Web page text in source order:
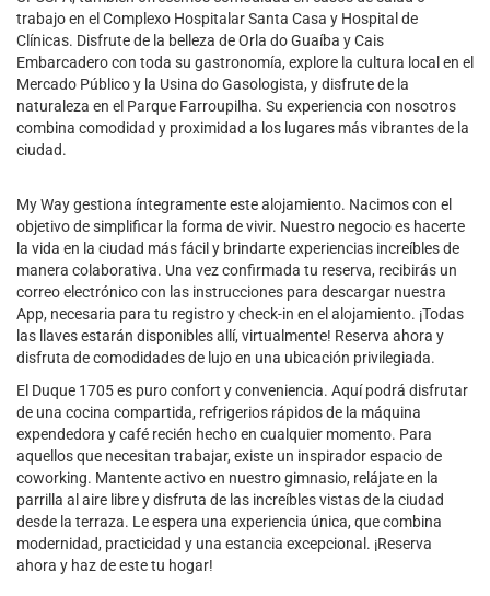
trabajo en el Complexo Hospitalar Santa Casa y Hospital de
Clínicas. Disfrute de la belleza de Orla do Guaíba y Cais
Embarcadero con toda su gastronomía, explore la cultura local en el
Mercado Público y la Usina do Gasologista, y disfrute de la
naturaleza en el Parque Farroupilha. Su experiencia con nosotros
combina comodidad y proximidad a los lugares más vibrantes de la
ciudad.
My Way gestiona íntegramente este alojamiento. Nacimos con el
objetivo de simplificar la forma de vivir. Nuestro negocio es hacerte
la vida en la ciudad más fácil y brindarte experiencias increíbles de
manera colaborativa. Una vez confirmada tu reserva, recibirás un
correo electrónico con las instrucciones para descargar nuestra
App, necesaria para tu registro y check-in en el alojamiento. ¡Todas
las llaves estarán disponibles allí, virtualmente! Reserva ahora y
disfruta de comodidades de lujo en una ubicación privilegiada.
El Duque 1705 es puro confort y conveniencia. Aquí podrá disfrutar
de una cocina compartida, refrigerios rápidos de la máquina
expendedora y café recién hecho en cualquier momento. Para
aquellos que necesitan trabajar, existe un inspirador espacio de
coworking. Mantente activo en nuestro gimnasio, relájate en la
parrilla al aire libre y disfruta de las increíbles vistas de la ciudad
desde la terraza. Le espera una experiencia única, que combina
modernidad, practicidad y una estancia excepcional. ¡Reserva
ahora y haz de este tu hogar!